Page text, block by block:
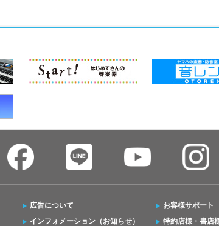
広告について
インフォメーション（お知らせ）
お客様サポート
特約店様・書店